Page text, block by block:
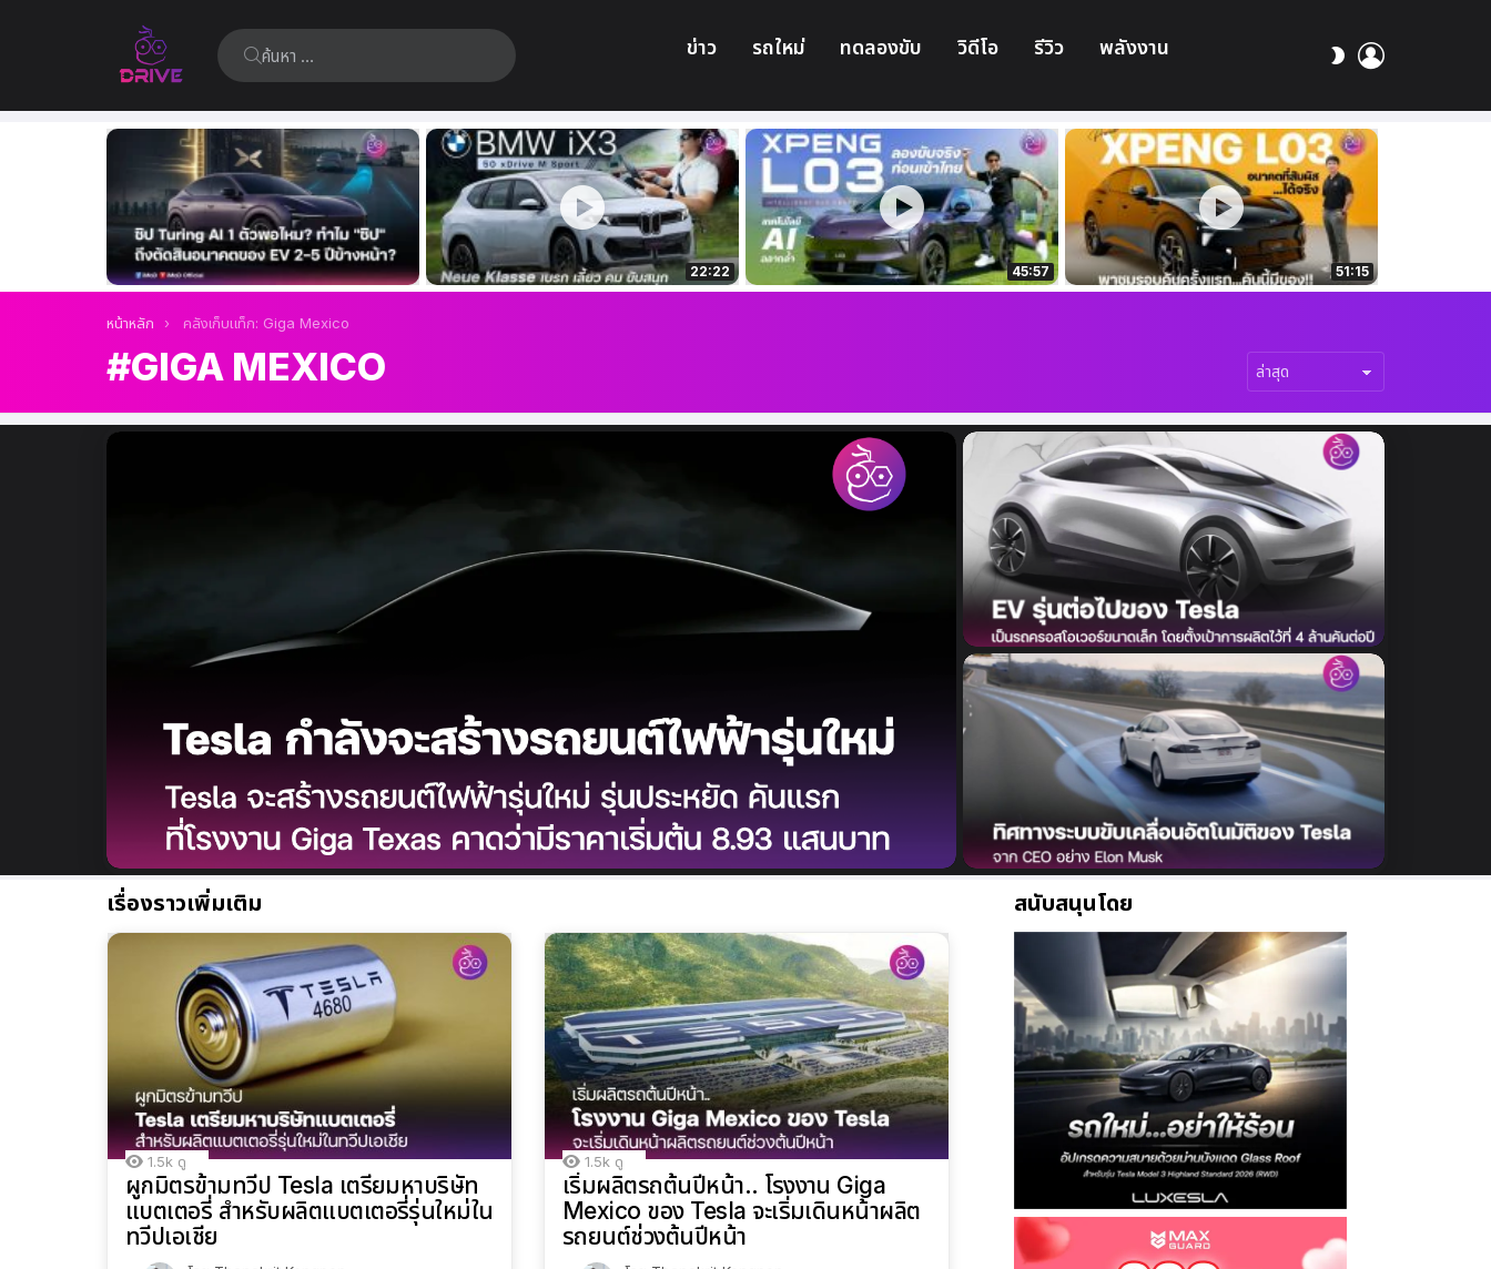
ค้นหา: ข่าว รถใหม่ ทดลองขับ วิดีโอ รีวิว พลังงาน
สลับ
เรื่อง
ล่าสุด
22:22 45:57 51:15
คุณอยู่ที่นี่:
หน้าหลัก คลังเก็บแท็ก: Giga Mexico
GIGA MEXICO
เรื่อง
เรื่องราวเพิ่มเติม
1.5k ดู
ผูกมิตรข้ามทวีป Tesla เตรียมหาบริษัท
แบตเตอรี่ สำหรับผลิตแบตเตอรี่รุ่นใหม่ใน
ทวีปเอเชีย
1.5k ดู
เริ่มผลิตรถต้นปีหน้า.. โรงงาน Giga
Mexico ของ Tesla จะเริ่มเดินหน้าผลิต
รถยนต์ช่วงต้นปีหน้า
สนับสนุนโดย